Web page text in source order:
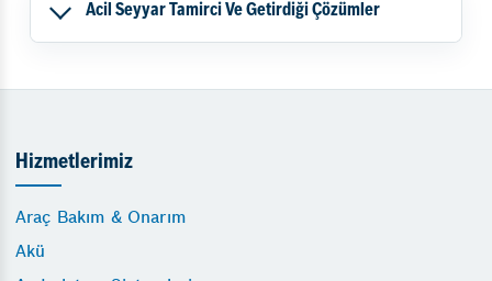
Acil Seyyar Tamirci Ve Getirdiği Çözümler
Hizmetlerimiz
Araç Bakım & Onarım
Akü